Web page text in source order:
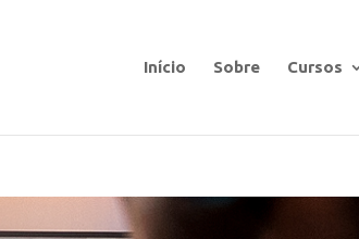
Início Sobre Cursos